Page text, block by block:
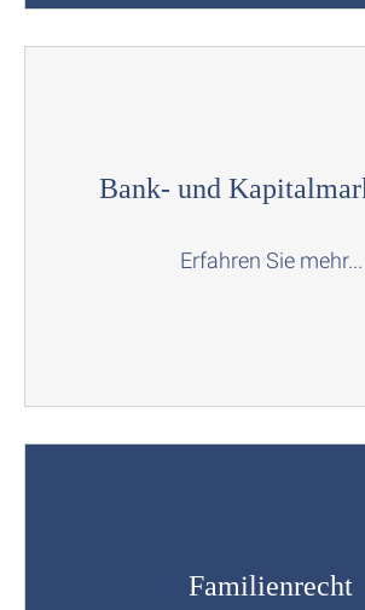
Bank- und
Erfahren Sie mehr...
Familienrecht